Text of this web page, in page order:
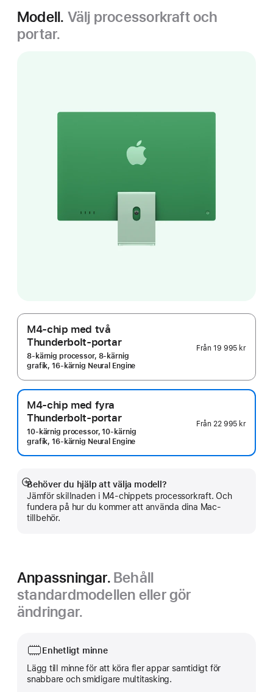
Modell. Välj processorkraft och
portar.
M4-chip med två
Thunderbolt-portar
8‑kärnig processor, 8‑kärnig
grafik, 16‑kärnig Neural Engine
Från19 995 kr
M4-chip med fyra
Thunderbolt-portar
10‑kärnig processor, 10‑kärnig
grafik, 16‑kärnig Neural Engine
Från 22 995 kr
Behöver du hjälp att välja modell?
Jämför skillnaden i M4-chippets processorkraft. Och
fundera på hur du kommer att använda dina Mac-
tillbehör.
Visa
mer
Anpassningar. Behåll
standardmodellen eller gör
ändringar.
Enhetligt minne
Lägg till minne för att köra fler appar samtidigt för
snabbare och smidigare multitasking.